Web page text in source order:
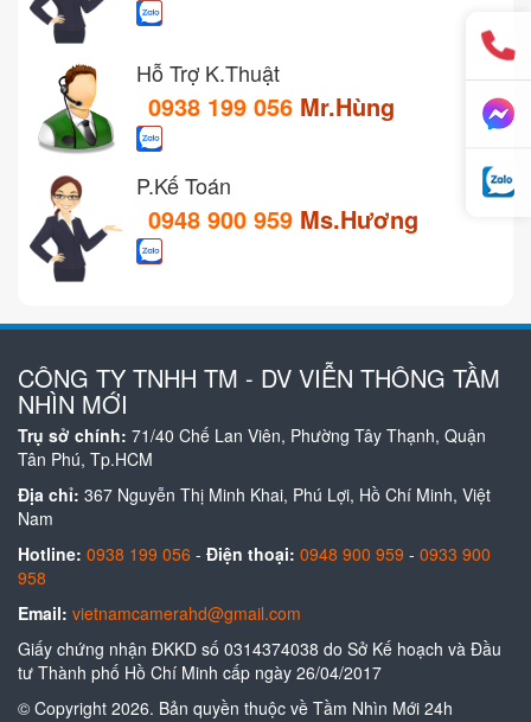
Hỗ Trợ K.Thuật
0938 199 056 Mr.Hùng
P.Kế Toán
0948 900 959 Ms.Hương
CÔNG TY TNHH TM - DV VIỄN THÔNG TẦM
NHÌN MỚI
Trụ sở chính: 71/40 Chế Lan Viên, Phường Tây Thạnh, Quận
Tân Phú, Tp.HCM
Địa chỉ: 367 Nguyễn Thị Minh Khai, Phú Lợi, Hồ Chí Minh, Việt
Nam
Hotline: 0938 199 056 - Điện thoại: 0948 900 959 - 0933 900
958
Email: vietnamcamerahd@gmail.com
Giấy chứng nhận ĐKKD số 0314374038 do Sở Kế hoạch và Đầu
tư Thành phố Hồ Chí Minh cấp ngày 26/04/2017
© Copyright 2026. Bản quyền thuộc về Tầm Nhìn Mới 24h